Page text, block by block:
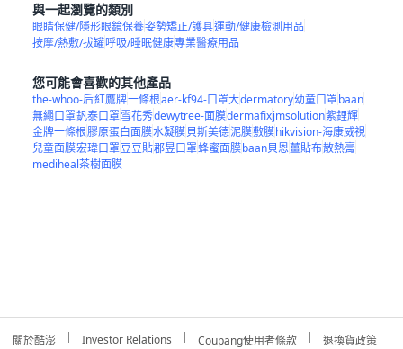
與一起瀏覽的類別
眼睛保健/隱形眼鏡保養姿勢矯正/護具運動/健康檢測用品
按摩/熱敷/拔罐呼吸/睡眠健康專業醫療用品
您可能會喜歡的其他產品
the-whoo-后紅鷹牌一條根aer-kf94-口罩大dermatory幼童口罩baan
無繩口罩釩泰口罩雪花秀dewytree-面膜dermafixjmsolution紫鋰輝
金牌一條根膠原蛋白面膜水凝膜貝斯美德泥膜敷膜hikvision-海康威視
兒童面膜宏瑋口罩豆豆貼郡昱口罩蜂蜜面膜baan貝恩薑貼布散熱膏
mediheal茶樹面膜
關於酷澎 Investor Relations Coupang使用者條款
退換貨政策